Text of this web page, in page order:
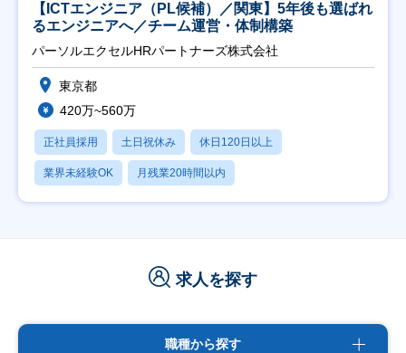
【ICTエンジニア（PL候補）／関東】5年後も選ばれ
るエンジニアへ／チーム運営・体制構築
パーソルエクセルHRパートナーズ株式会社
東京都
420万~560万
正社員採用 土日祝休み 休日120日以上
業界未経験OK 月残業20時間以内
求人を探す
職種から探す